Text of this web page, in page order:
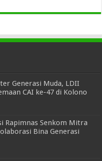
Generasi Muda, LDII
CAI ke-47 di Kolono
Rapimnas Senkom Mitra
Bina Generasi